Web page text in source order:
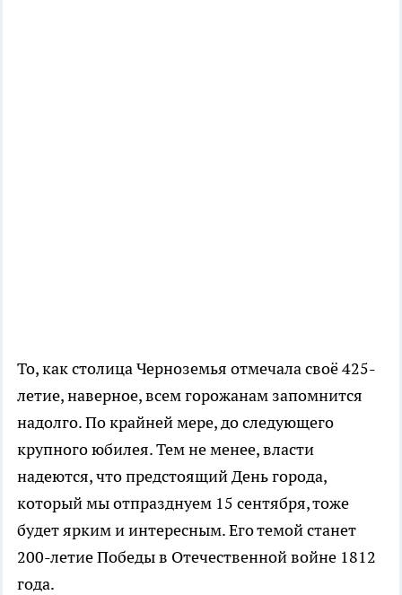
То, как столица Черноземья отмечала своё 425-
летие, наверное, всем горожанам запомнится
надолго. По крайней мере, до следующего
крупного юбилея. Тем не менее, власти
надеются, что предстоящий День города,
который мы отпразднуем 15 сентября, тоже
будет ярким и интересным. Его темой станет
200-летие Победы в Отечественной войне 1812
года.